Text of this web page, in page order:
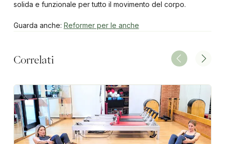
solida e funzionale per tutto il movimento del corpo.
Guarda anche: Reformer per le anche
Correlati